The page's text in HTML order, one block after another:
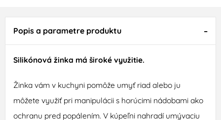
Popis a parametre produktu
Silikónová žinka má široké využitie.
Žinka vám v kuchyni pomôže umyť riad alebo ju
môžete využiť pri manipulácii s horúcimi nádobami ako
ochranu pred popálením. V kúpeľni nahradí umývaciu